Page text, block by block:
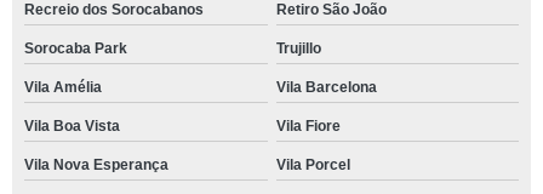
Recreio dos Sorocabanos Retiro São João
Sorocaba Park Trujillo
Vila Amélia Vila Barcelona
Vila Boa Vista Vila Fiore
Vila Nova Esperança Vila Porcel